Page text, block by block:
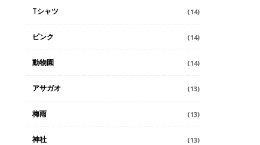
Tシャツ (14)
ピンク (14)
動物園 (14)
アサガオ (13)
梅雨 (13)
神社 (13)